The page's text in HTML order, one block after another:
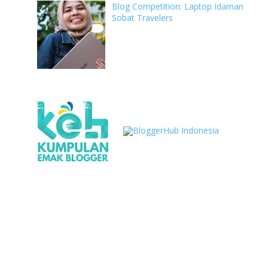
Blog Competition: Laptop Idaman
Sobat Travelers